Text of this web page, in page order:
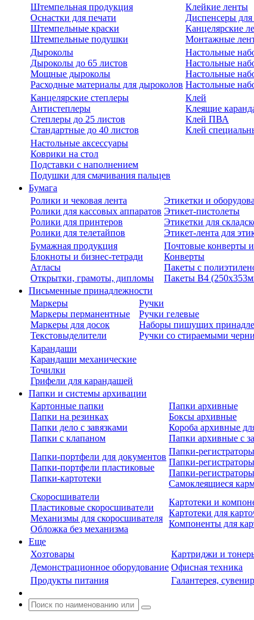
Штемпельная продукция
Оснастки для печати
Штемпельные краски
Штемпельные подушки
Клейкие ленты
Диспенсеры для
Канцелярские
Монтажные
Дыроколы
Дыроколы до 65 листов
Мощные дыроколы
Расходные материалы для дыроколов
Настольные
Настольные
Настольные
Настольные
Канцелярские степлеры
Антистеплеры
Степлеры до 25 листов
Стандартные до 40 листов
Клей
Клеящие
Клей ПВА
Клей
Настольные аксессуары
Коврики на стол
Подставки с наполнением
Подушки для смачивания пальцев
Бумага
Ролики и чековая лента
Ролики для кассовых аппаратов
Ролики для принтеров
Ролики для телетайпов
Этикетки и
Этикет-пистолеты
Этикетки для
Этикет-лента для
Бумажная продукция
Блокноты и бизнес-тетради
Атласы
Открытки, грамоты, дипломы
Почтовые конверты
Конверты
Пакеты с
Пакеты В4
Письменные принадлежности
Маркеры
Маркеры перманентные
Маркеры для досок
Текстовыделители
Ручки
Ручки гелевые
Наборы пишущих
Ручки со стираемыми
Карандаши
Карандаши механические
Точилки
Грифели для карандашей
Папки и системы архивации
Картонные папки
Папки на резинках
Папки дело с завязками
Папки с клапаном
Папки архивные
Боксы архивные
Короба архивные
Папки архивные с
Папки-портфели для документов
Папки-портфели пластиковые
Папки-картотеки
Папки-
Папки-
Папки-
Самоклеящиеся
Скоросшиватели
Пластиковые скоросшиватели
Механизмы для скоросшивателя
Обложка без механизма
Картотеки и
Картотеки для
Компоненты для
Еще
Хозтовары
Картриджи и
Демонстрационное оборудование Офисная техника
Продукты питания
Галантерея,